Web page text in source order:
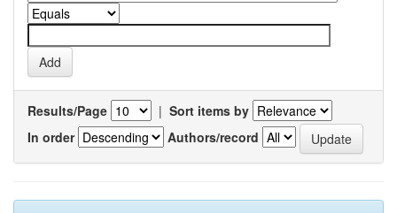
Results/Page | Sort items by
In order
Authors/record